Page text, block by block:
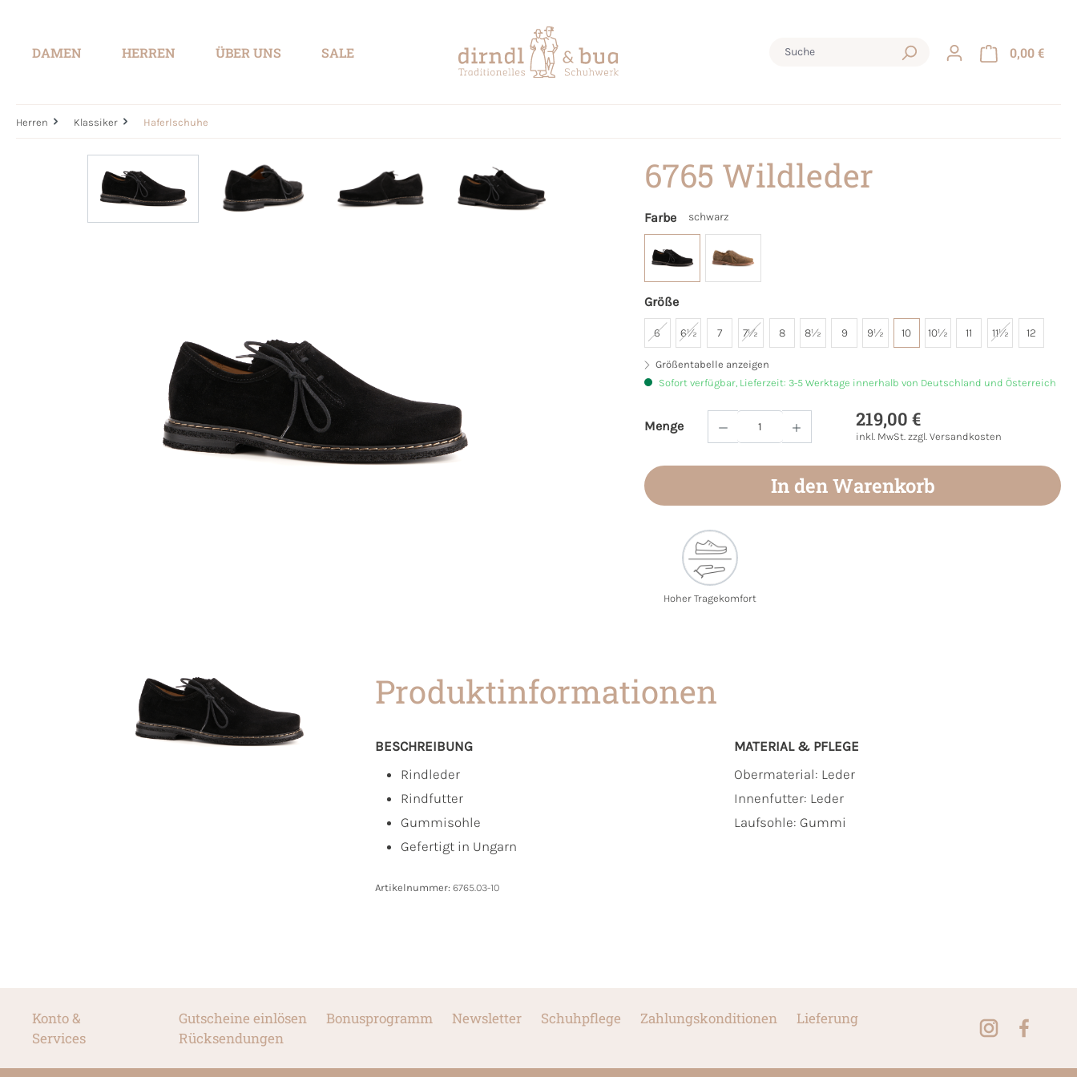
DAMEN HERREN ÜBER UNS SALE 0,00 €
Herren Klassiker Haferlschuhe
6765 Wildleder
Farbe schwarz
Größe
6 6½ 7 7½ 8 8½ 9 9½ 10 10½ 11 11½ 12
Größentabelle anzeigen
Sofort verfügbar, Lieferzeit: 3-5 Werktage innerhalb von Deutschland und Österreich
Menge
Produkt Anzahl: Gib den gewünschten Wert ein
219,00 €
inkl. MwSt. zzgl. Versandkosten
In den Warenkorb
Hoher Tragekomfort
Produktinformationen
BESCHREIBUNG
Rindleder
Rindfutter
Gummisohle
Gefertigt in Ungarn
MATERIAL & PFLEGE
Obermaterial: Leder
Innenfutter: Leder
Laufsohle: Gummi
Artikelnummer: 6765.03-10
Konto &
Services
Gutscheine einlösen Bonusprogramm Newsletter Schuhpflege Zahlungskonditionen
Lieferung
Rücksendungen